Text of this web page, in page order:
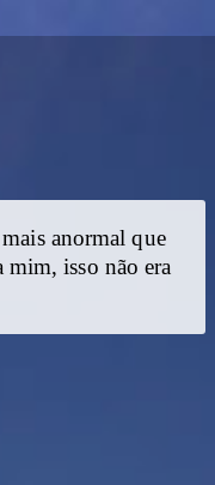
anormal que
mim, isso não era